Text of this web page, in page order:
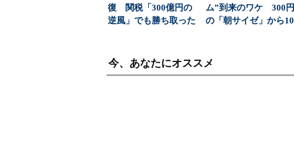
復 関税「300億円の
逆風」でも勝ち取った
ム”到来のワケ 300円
の「朝サイゼ」から10
今、あなたにオススメ